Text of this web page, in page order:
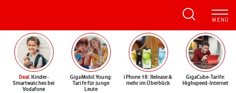
Deal: Kinder-
Smartwatches bei
Vodafone
GigaMobil Young:
Tarife für junge
Leute
iPhone 18: Release &
mehr im Überblick
GigaCube-Tarife:
Highspeed-Internet